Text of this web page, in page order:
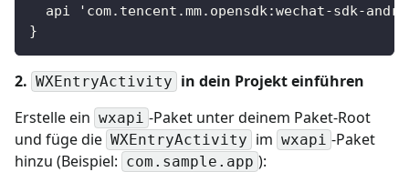
  api 'com
. tencent .mm. opensdk:wechat-sdk-
}
2. WXEntryActivity in dein Projekt einführen
Erstelle ein wxapi -Paket unter deinem Paket-Root
und füge die WXEntryActivity im wxapi -Paket
hinzu (Beispiel: com.sample.app ):